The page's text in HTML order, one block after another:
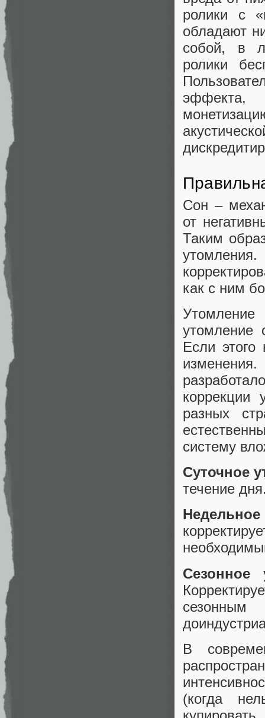
ролики с
обладают
собой, в
ролики
эффекта,
Сон –
от
Таким
как с ним
Утомление
утомление
Если этого
коррекции
разных
систему
Суточное
течение
Сезонное
сезонным
В
(когда